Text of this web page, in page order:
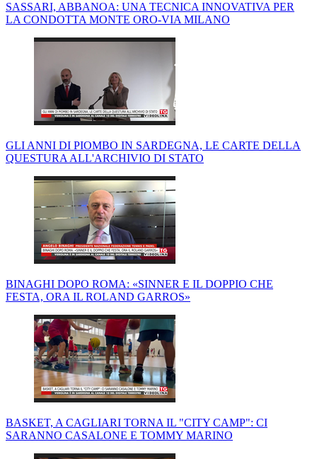
SASSARI, ABBANOA: UNA TECNICA INNOVATIVA PER
LA CONDOTTA MONTE ORO-VIA MILANO
GLI ANNI DI PIOMBO IN SARDEGNA, LE CARTE DELLA
QUESTURA ALL'ARCHIVIO DI STATO
BINAGHI DOPO ROMA: «SINNER E IL DOPPIO CHE
FESTA, ORA IL ROLAND GARROS»
BASKET, A CAGLIARI TORNA IL "CITY CAMP": CI
SARANNO CASALONE E TOMMY MARINO